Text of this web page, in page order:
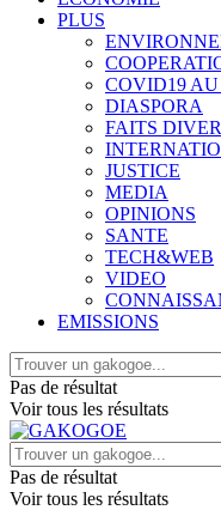
PLUS
COVID19
DIASPORA
FAITS
JUSTICE
MEDIA
OPINIONS
SANTE
TECH&WEB
VIDEO
EMISSIONS
Pas de résultat
Voir tous les résultats
Pas de résultat
Voir tous les résultats